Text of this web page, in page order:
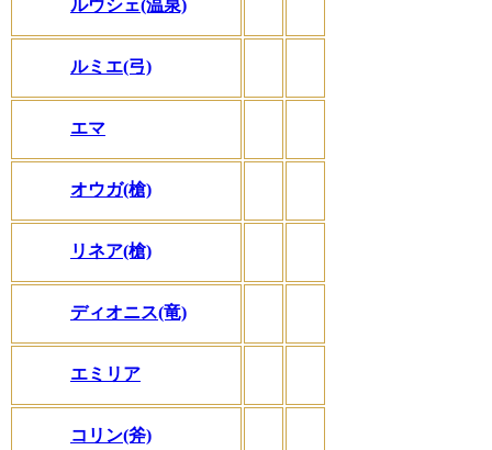
ルウシェ(温泉)
ルミエ(弓)
エマ
オウガ(槍)
リネア(槍)
ディオニス(竜)
エミリア
コリン(斧)